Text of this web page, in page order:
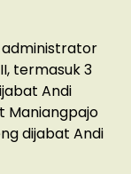
administrator
termasuk 3
Andi
Maniangpajo
dijabat Andi